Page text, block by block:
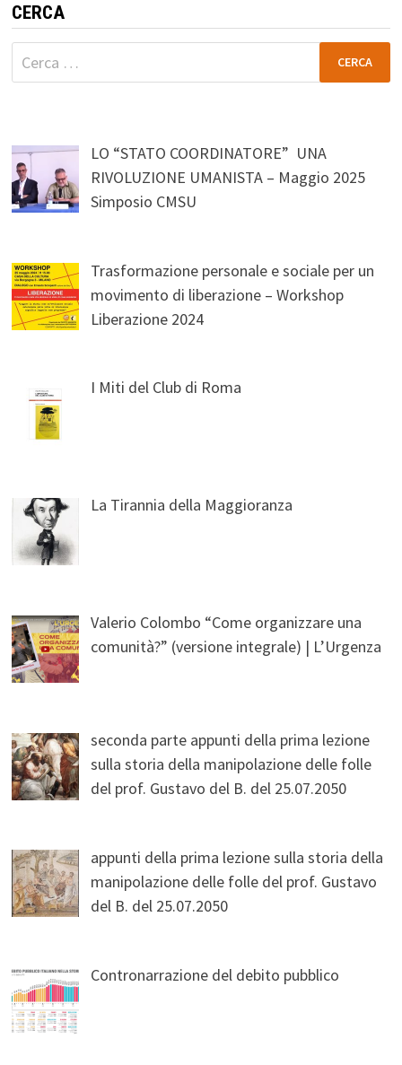
CERCA
Ricerca
per:
LO “STATO COORDINATORE” UNA
RIVOLUZIONE UMANISTA – Maggio 2025
Simposio CMSU
Trasformazione personale e sociale per un
movimento di liberazione – Workshop
Liberazione 2024
I Miti del Club di Roma
La Tirannia della Maggioranza
Valerio Colombo “Come organizzare una
comunità?” (versione integrale) | L’Urgenza
seconda parte appunti della prima lezione
sulla storia della manipolazione delle folle
del prof. Gustavo del B. del 25.07.2050
appunti della prima lezione sulla storia della
manipolazione delle folle del prof. Gustavo
del B. del 25.07.2050
Contronarrazione del debito pubblico